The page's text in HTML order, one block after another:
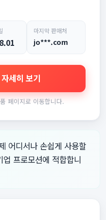
마지막 판매처
jo***.com
세히 보기
페이지로 이동합니다.
어디서나 손쉽게 사용할
프로모션에 적합합니